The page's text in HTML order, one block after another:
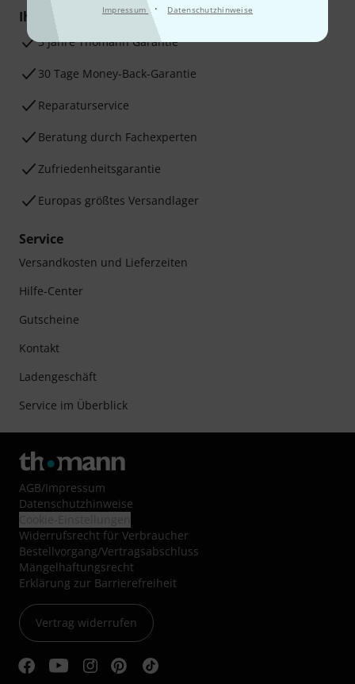
Impressum · Datenschutzhinweise
Ihre Vorteile
3 Jahre Thomann Garantie
30 Tage Money-Back-Garantie
Reparaturservice
Beratung durch Fachexperten
Zufriedenheitsgarantie
Europas größtes Versandlager
Service
Versandkosten und Lieferzeiten
Hilfe-Center
Gutscheine
Kontakt
Ladengeschäft
Service im Überblick
AGB/Impressum
Datenschutzhinweise
Widerrufsrecht für Verbraucher
Bestellvorgang/Vertragsabschluss
Mängelhaftungsrecht
Erklärung zur Barrierefreiheit
Vertrag widerrufen